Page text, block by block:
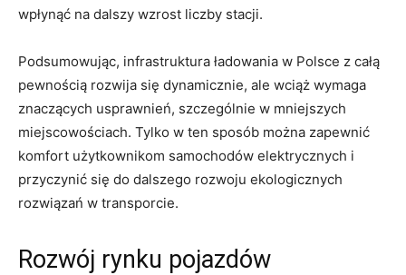
wpłynąć na dalszy wzrost liczby stacji.
Podsumowując, infrastruktura ładowania w Polsce⁢ z całą
pewnością rozwija⁢ się⁢ dynamicznie, ale wciąż wymaga
znaczących usprawnień, szczególnie w ⁤mniejszych
miejscowościach. Tylko w ‌ten sposób można zapewnić
komfort użytkownikom ⁤samochodów elektrycznych i
przyczynić się do dalszego rozwoju ekologicznych
rozwiązań w transporcie.
Rozwój rynku pojazdów